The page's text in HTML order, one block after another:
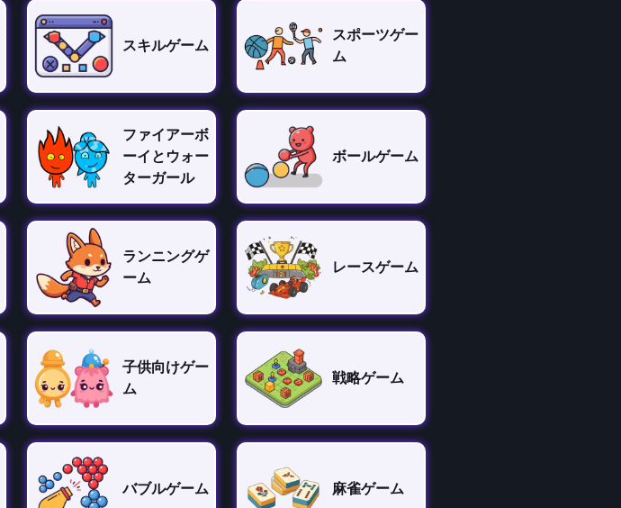
スキルゲーム
スポーツゲー
ム
ファイアーボ
ーイとウォー
ターガール
ボールゲーム
ランニングゲ
ーム
レースゲーム
子供向けゲー
ム
戦略ゲーム
バブルゲーム 麻雀ゲーム